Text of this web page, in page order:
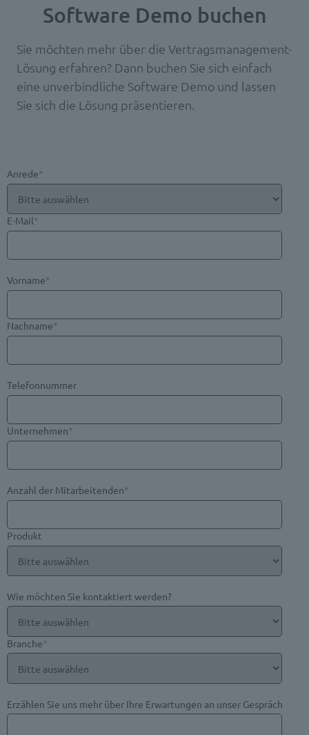
Software Demo buchen
Sie möchten mehr über die Vertragsmanagement-
Lösung erfahren? Dann buchen Sie sich einfach
eine unverbindliche Software Demo und lassen
Sie sich die Lösung präsentieren.
Anrede*
E-Mail*
Vorname*
Nachname*
Telefonnummer
Unternehmen*
Anzahl der Mitarbeitenden*
Produkt
Wie möchten Sie kontaktiert werden?
Branche*
Erzählen Sie uns mehr über Ihre Erwartungen an unser Gespräch